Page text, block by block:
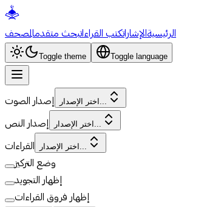
الرئيسيةالإشاراتكتب القراءاتبحث متقدمالمصحف
Toggle theme Toggle language
إصدار الصوت اختر الإصدار...
إصدار النص اختر الإصدار...
القراءات اختر الإصدار...
وضع التركيز
إظهار التجويد
إظهار فروق القراءات